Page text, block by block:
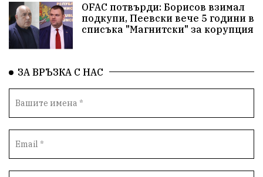
Народно читалище Изобразително изкуство
български художници
Семейство Новости Български Юнак
Възстановки
OFAC потвърди: Борисов взимал
подкупи, Пеевски вече 5 години в
списъка "Магнитски" за корупция
ЗА ВРЪЗКА С НАС